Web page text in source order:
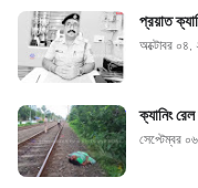
প্রয়াত
অক্টোবর ০৪,
ক্যানিং
সেপ্টেম্বর